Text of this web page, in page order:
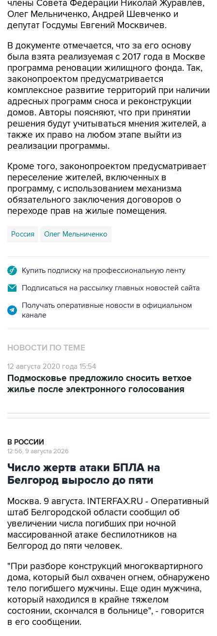
члены Совета Федерации Николай Журавлев,
Олег Мельниченко, Андрей Шевченко и
депутат Госдумы Евгений Москвичев.
В документе отмечается, что за его основу
была взята реализуемая с 2017 года в Москве
программа реновации жилищного фонда. Так,
законопроектом предусматривается
комплексное развитие территорий при наличии
адресных программ сноса и реконструкции
домов. Авторы поясняют, что при принятии
решения будут учитываться мнения жителей, а
также их право на любом этапе выйти из
реализации программы.
Кроме того, законопроектом предусматривает
переселение жителей, включенных в
программу, с использованием механизма
обязательного заключения договоров о
переходе прав на жилые помещения.
Россия Олег Мельниченко
Купить подписку на профессиональную ленту
Подписаться на рассылку главных новостей сайта
Получать оперативные новости в официальном
канале
НОВОСТИ ПО ТЕМЕ
12 августа 2020 года 15:54
Подмосковье предложило сносить ветхое
жилье после электронного голосования
В РОССИИ
12:56, 9 августа 2026
Число жертв атаки БПЛА на
Белгород выросло до пяти
Москва. 9 августа. INTERFAX.RU - Оперативный
штаб Белгородской области сообщил об
увеличении числа погибших при ночной
массированной атаке беспилотников на
Белгород до пяти человек.
"При разборе конструкций многоквартирного
дома, который был охвачен огнем, обнаружено
тело погибшего мужчины. Еще один мужчина,
который находился в крайне тяжелом
состоянии, скончался в больнице", - говорится
в его сообщении.